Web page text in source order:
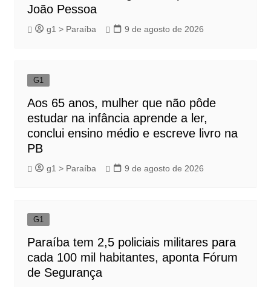
João Pessoa
g1 > Paraíba 9 de agosto de 2026
G1
Aos 65 anos, mulher que não pôde
estudar na infância aprende a ler,
conclui ensino médio e escreve livro na
PB
g1 > Paraíba 9 de agosto de 2026
G1
Paraíba tem 2,5 policiais militares para
cada 100 mil habitantes, aponta Fórum
de Segurança